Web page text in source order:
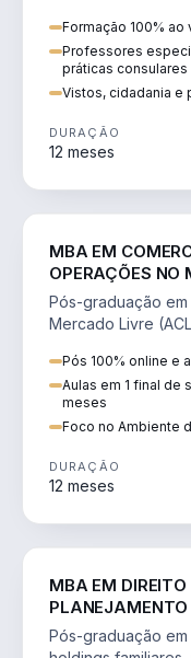
Formação 100% ao
Professores
práticas consulares
Vistos, cidadania e
DURAÇÃO
12 meses
MBA EM
OPERAÇÕES NO
Pós-graduação
Mercado Livre
Pós 100% online e
Aulas em 1 final de
meses
Foco no Ambiente
DURAÇÃO
12 meses
MBA EM
PLANEJAMENTO
Pós-graduação